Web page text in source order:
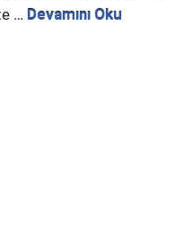
… Devamını Oku